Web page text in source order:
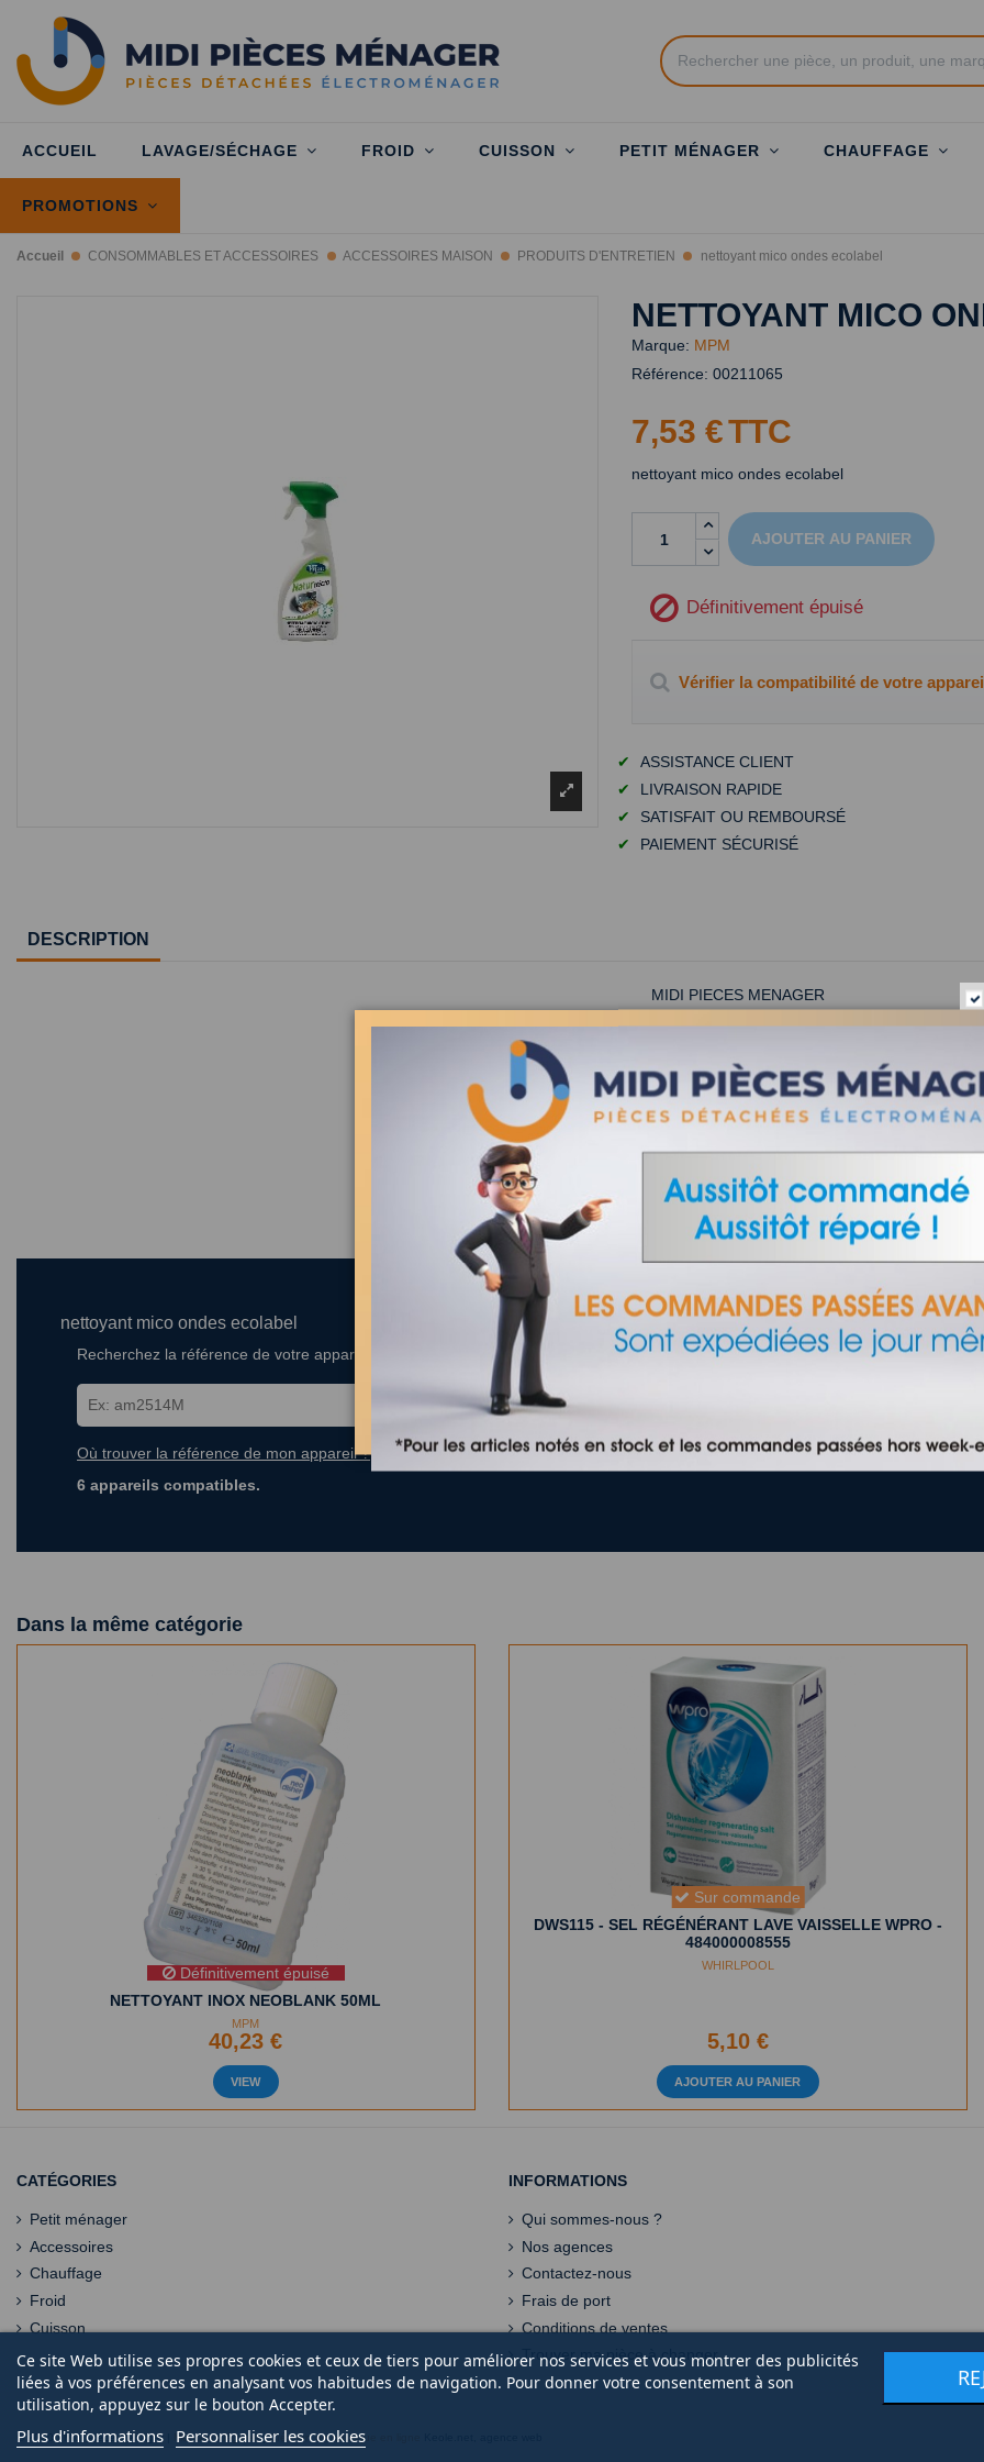
ACCUEIL LAVAGE/SÉCHAGE FROID CUISSON PETIT MÉNAGER CHAUFFAGE
PROMOTIONS
Accueil CONSOMMABLES ET ACCESSOIRES ACCESSOIRES MAISON PRODUITS D'ENTRETIEN nettoyant mico ondes ecolabel
NETTOYANT MICO
Marque: MPM
Référence: 00211065
7,53 €TTC
nettoyant mico ondes ecolabel
AJOUTER AU PANIER
Définitivement épuisé
Vérifier la compatibilité de votre
✔
ASSISTANCE CLIENT
✔
LIVRAISON RAPIDE
✔
SATISFAIT OU REMBOURSÉ
✔
PAIEMENT SÉCURISÉ
DESCRIPTION
MIDI PIECES MENAGER
PIECES DETACHEES ELECTROMENAGER
La formule professionnelles Natur Micro élimine les dépôts de graisse et
Elle nettoie efficacement votre four à l'intéreur comme à l'extérieur.
Spray de 500 ml.
nettoyant mico ondes ecolabel
Recherchez la référence de votre appareil dans la liste ci-dessous
Où trouver la référence de mon appareil ?
6 appareils compatibles.
Dans la même catégorie
Définitivement épuisé
NETTOYANT INOX NEOBLANK 50ML
MPM
40,23 €
VIEW
Sur commande
DWS115 - SEL RÉGÉNÉRANT LAVE VAISSELLE WPRO -
484000008555
WHIRLPOOL
5,10 €
AJOUTER AU PANIER
CATÉGORIES
Petit ménager
Accessoires
Chauffage
Froid
Cuisson
INFORMATIONS
Qui sommes-nous ?
Nos agences
Contactez-nous
Frais de port
Conditions de ventes
Trouver ma pièce à changer
Ce site Web utilise ses propres cookies et ceux de tiers pour améliorer nos services et vous montrer des publicités
liées à vos préférences en analysant vos habitudes de navigation. Pour donner votre consentement à son
utilisation, appuyez sur le bouton Accepter.
Plus d'informations Personnaliser les cookies
© 2020 | Midi Pièce Ménager | Mentions légales|Création de boutique en ligne